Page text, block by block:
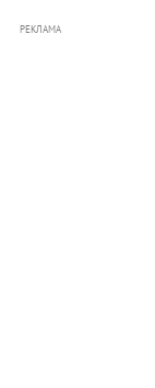
РЕКЛАМА